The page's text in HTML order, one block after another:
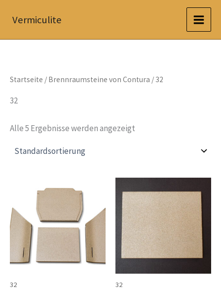
InhaltVermiculite
Startseite / Brennraumsteine von Contura / 32
32
Alle 5 Ergebnisse werden angezeigt
32 32